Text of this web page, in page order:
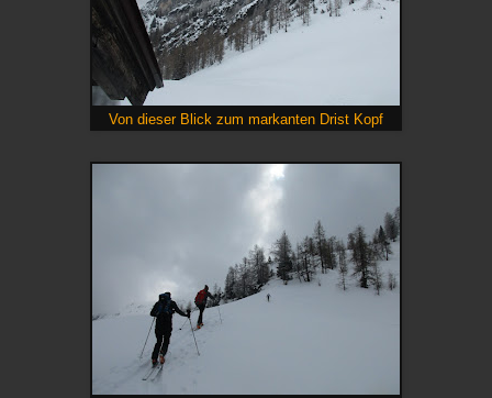
Von dieser Blick zum markanten Drist Kopf